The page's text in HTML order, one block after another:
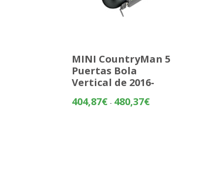
MINI CountryMan 5
Puertas Bola
Vertical de 2016-
404,87€ - 480,37€Rango